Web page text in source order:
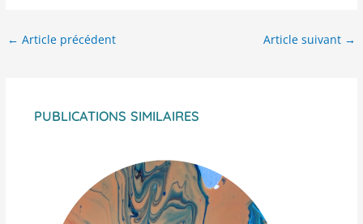
← Article précédent Article suivant →
PUBLICATIONS SIMILAIRES